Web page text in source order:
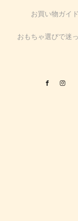
お買い物ガイド
おもちゃ選びで迷